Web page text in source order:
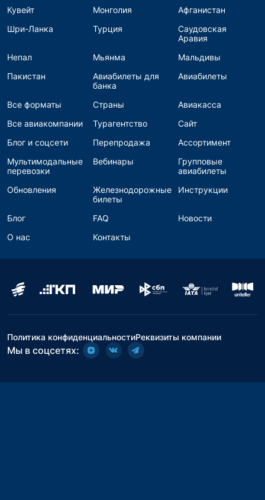
Кувейт
Монголия
Афганистан
Шри-Ланка
Турция
Саудовская
Аравия
Непал
Мьянма
Мальдивы
Пакистан
Авиабилеты для
банка
Авиабилеты
Все форматы Страны
Авиакасса
Все авиакомпании
Турагентство
Сайт
Блог и соцсети
Перепродажа
Ассортимент
Мультимодальные
перевозки
Вебинары
Групповые
авиабилеты
Обновления
Железнодорожные
билеты
Инструкции
Блог FAQ
Новости
О нас
Контакты
Политика конфиденциальностиРеквизиты компании
Мы в соцсетях: